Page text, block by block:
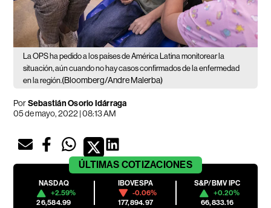
La OPS ha pedido a los países de América Latina monitorear la
situación, aún cuando no hay casos confirmados de la enfermedad
en la región.(Bloomberg/Andre Malerba)
PorSebastián Osorio Idárraga
05 de mayo, 2022 | 08:13 AM
ÚLTIMAS COTIZACIONES
NASDAQ
+2.59%
26,584.99
IBOVESPA
-0.06%
177,894.97
S&P/BMV IPC
+0.20%
66,833.16